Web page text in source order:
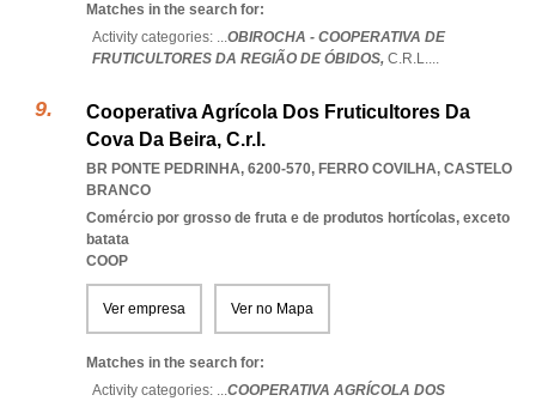
Matches in the search for:
Activity categories: ...OBIROCHA - COOPERATIVA DE
FRUTICULTORES DA REGIÃO DE ÓBIDOS, C.R.L....
Cooperativa Agrícola Dos Fruticultores Da
Cova Da Beira, C.r.l.
BR PONTE PEDRINHA, 6200-570, FERRO COVILHA, CASTELO
BRANCO
Comércio por grosso de fruta e de produtos hortícolas, exceto
batata
COOP
Ver empresa Ver no Mapa
Matches in the search for:
Activity categories: ...COOPERATIVA AGRÍCOLA DOS